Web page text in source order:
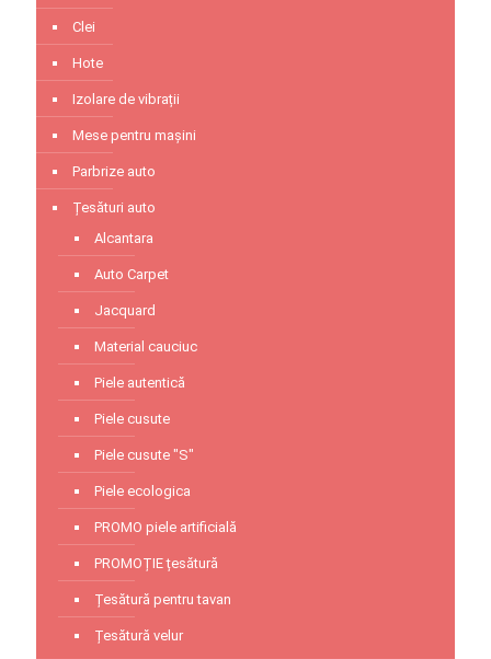
Clei
Hote
Izolare de vibrații
Mese pentru mașini
Parbrize auto
Țesături auto
Alcantara
Auto Carpet
Jacquard
Material cauciuc
Piele autentică
Piele cusute
Piele cusute "S"
Piele ecologica
PROMO piele artificială
PROMOȚIE țesătură
Țesătură pentru tavan
Țesătură velur